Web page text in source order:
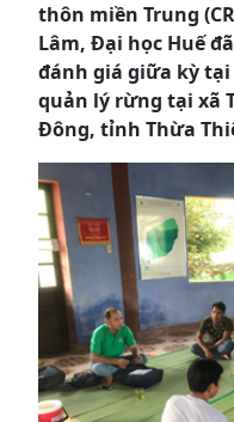
thôn miền Trung
Lâm, Đại học Huế
đánh giá giữa kỳ
quản lý rừng tại xã
Đông, tỉnh Thừa